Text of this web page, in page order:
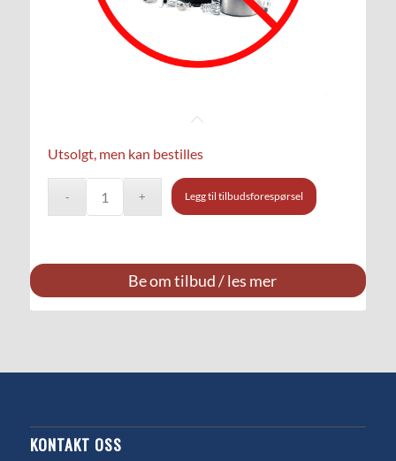
Utsolgt, men kan bestilles
Legg til tilbudsforespørsel
Be om tilbud / les mer
KONTAKT OSS